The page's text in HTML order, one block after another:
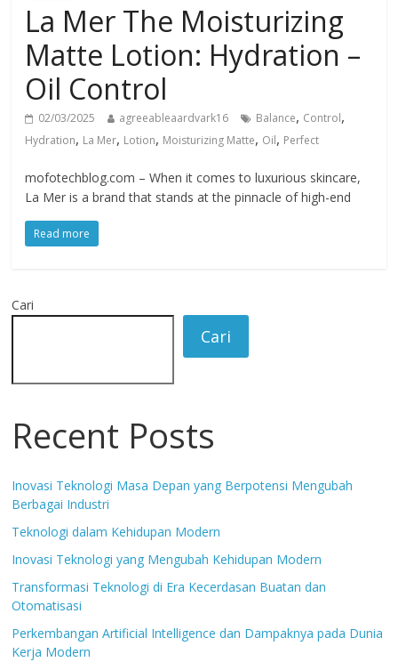
La Mer The Moisturizing
Matte Lotion: Hydration –
Oil Control
02/03/2025 agreeableaardvark16 Balance, Control,
Hydration, La Mer, Lotion, Moisturizing Matte, Oil, Perfect
mofotechblog.com – When it comes to luxurious skincare,
La Mer is a brand that stands at the pinnacle of high-end
Read more
Cari
Cari
Recent Posts
Inovasi Teknologi Masa Depan yang Berpotensi Mengubah
Berbagai Industri
Teknologi dalam Kehidupan Modern
Inovasi Teknologi yang Mengubah Kehidupan Modern
Transformasi Teknologi di Era Kecerdasan Buatan dan
Otomatisasi
Perkembangan Artificial Intelligence dan Dampaknya pada Dunia
Kerja Modern